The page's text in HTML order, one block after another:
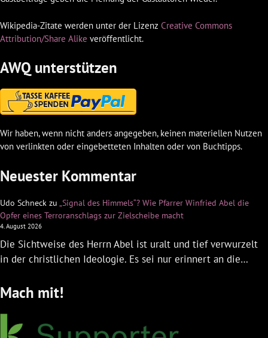
Wikipedia-Zitate werden unter der Lizenz Creative Commons
Attribution/Share Alike veröffentlicht.
AWQ unterstützen
Wir haben, wenn nicht anders angegeben, keinen materiellen Nutzen
von verlinkten oder eingebetteten Inhalten oder von Buchtipps.
Neuester Kommentar
Udo Schneck zu „Signal des Himmels“? Wie Pfarrer Winfried Abel die
Opfer eines Terroranschlags zur Zielscheibe macht
4. August 2026
Die Sichtweise des Herrn Abel ist uralt und tief verwurzelt
in der christlichen Ideologie. Es sei nur erinnert an die…
Mach mit!